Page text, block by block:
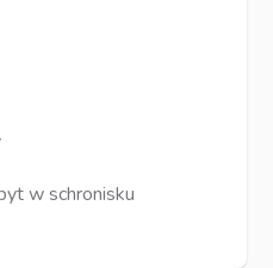
w schronisku